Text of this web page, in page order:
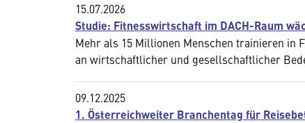
15.07.2026
Studie: Fitnesswirtschaft im DACH-Raum
Mehr als 15 Millionen Menschen trainieren in
an wirtschaftlicher und gesellschaftlicher
09.12.2025
1. Österreichweiter Branchentag für